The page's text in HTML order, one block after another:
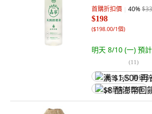
首購折扣價 40%
$198
($198.00/1個)
明天 8/10 (一) 預
(11)
满 $1,500 再省
$8 酷澎幣回饋